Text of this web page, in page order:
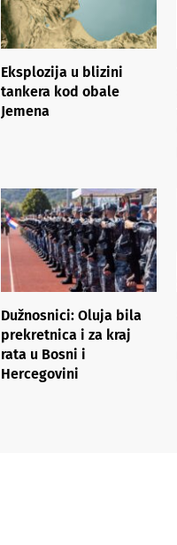
Eksplozija u blizini
tankera kod obale
Jemena
Dužnosnici: Oluja bila
prekretnica i za kraj
rata u Bosni i
Hercegovini